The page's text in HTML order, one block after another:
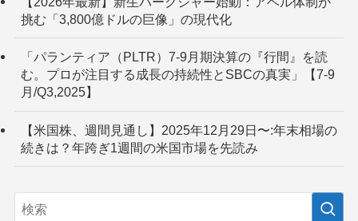
挑む「3,800億ドルの巨像」の現代化
「パランティア（PLTR）7-9月期決算の『行間』を読
む。プロが注目する成長の持続性とSBCの真実」【7-9
月/Q3,2025】
【米国株、週間見通し】2025年12月29日〜:年末相場の
続きは？年跨ぎ1週間の米国市場を先読み